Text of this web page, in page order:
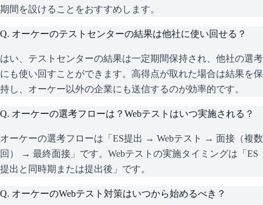
期間を設けることをおすすめします。
Q. オーケーのテストセンターの結果は他社に使い回せる？
はい、テストセンターの結果は一定期間保持され、他社の選考
にも使い回すことができます。高得点が取れた場合は結果を保
持し、オーケー以外の企業にも送信するのが効率的です。
Q. オーケーの選考フローは？Webテストはいつ実施される？
オーケーの選考フローは「ES提出 → Webテスト → 面接（複数
回） → 最終面接」です。Webテストの実施タイミングは「ES
提出と同時期または提出後」です。
Q. オーケーのWebテスト対策はいつから始めるべき？